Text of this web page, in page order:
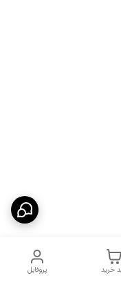
پروفایل خرید